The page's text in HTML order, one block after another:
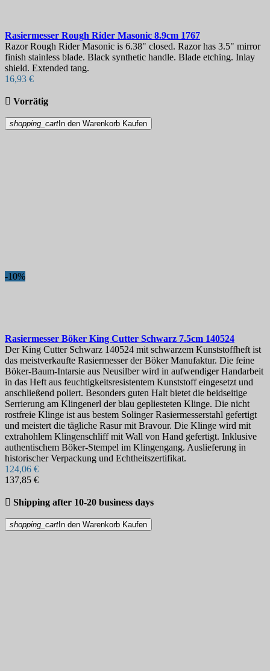
Rasiermesser Rough Rider Masonic 8.9cm 1767
Razor Rough Rider Masonic is 6.38" closed. Razor has 3.5" mirror
finish stainless blade. Black synthetic handle. Blade etching. Inlay
shield. Extended tang.
16,93 €
 Vorrätig
shopping_cart In den Warenkorb Kaufen
-10%
Rasiermesser Böker King Cutter Schwarz 7.5cm 140524
Der King Cutter Schwarz 140524 mit schwarzem Kunststoffheft ist
das meistverkaufte Rasiermesser der Böker Manufaktur. Die feine
Böker-Baum-Intarsie aus Neusilber wird in aufwendiger Handarbeit
in das Heft aus feuchtigkeitsresistentem Kunststoff eingesetzt und
anschließend poliert. Besonders guten Halt bietet die beidseitige
Serrierung am Klingenerl der blau gepliesteten Klinge. Die nicht
rostfreie Klinge ist aus bestem Solinger Rasiermesserstahl gefertigt
und meistert die tägliche Rasur mit Bravour. Die Klinge wird mit
extrahohlem Klingenschliff mit Wall von Hand gefertigt. Inklusive
authentischem Böker-Stempel im Klingengang. Auslieferung in
historischer Verpackung und Echtheitszertifikat.
124,06 €
137,85 €
 Shipping after 10-20 business days
shopping_cart In den Warenkorb Kaufen